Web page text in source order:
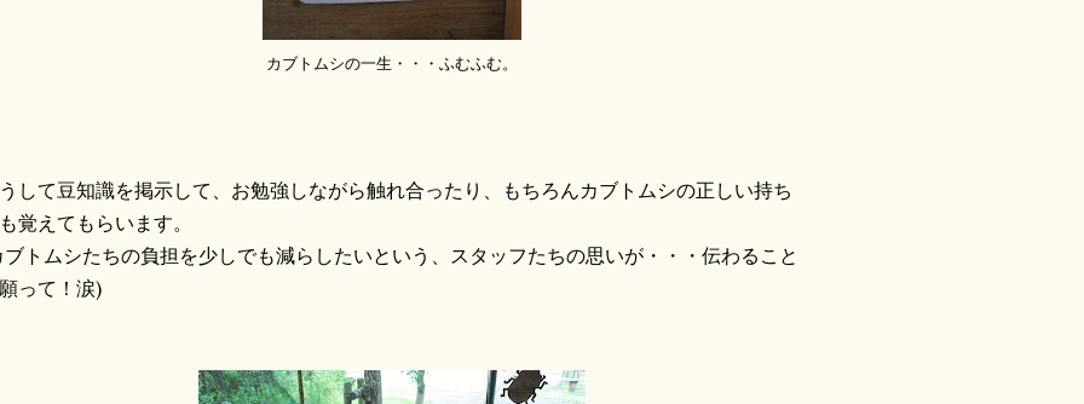
カブトムシの一生・・・ふむふむ。
して豆知識を掲示して、お勉強しながら触れ合ったり、もちろんカブトムシの正しい持ち
覚えてもらいます。
ブトムシたちの負担を少しでも減らしたいという、スタッフたちの思いが・・・伝わること
って！涙)